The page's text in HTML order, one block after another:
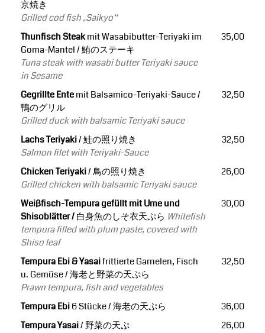
京焼き
Grilled cod fish „Saikyo“
Thunfisch Steakmit Wasabibutter-Teriyaki im
Goma-Mantel / 鮪のステーキ
Tuna steak with wasabi butter Teriyaki sauce
in Sesame
35,00
Gegrillte Entemit Balsamico-Teriyaki-Sauce /
鴨のグリル
Grilled duck with balsamic Teriyaki sauce
32,50
Lachs Teriyaki/ 鮭の照り焼き
Salmon filet with Teriyaki-Sauce
32,50
Chicken Teriyaki/ 鳥の照り焼き
Grilled chicken with balsamic Teriyaki sauce
26,00
Weißfisch-Tempura gefüllt mit Ume und
Shisoblätter /白身魚のしそ衣天ぷら Whitefish
tempura filled with plum paste, covered with
Shiso leaf
30,00
Tempura Ebi & Yasaifrittierte Garnelen, Fisch
u. Gemüse / 海老と野菜の天ぷら
Prawn tempura, fish and vegetables
32,50
Tempura Ebi6 Stücke / 海老の天ぷら
36,00
Tempura Yasai/ 野菜の天ぷ
26,00